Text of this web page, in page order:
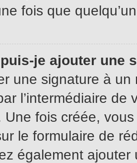
fois que
je ajouter une
une signature à un
l’intermédiaire
Une fois créée,
le formulaire de
également